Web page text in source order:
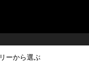
ーから選ぶ